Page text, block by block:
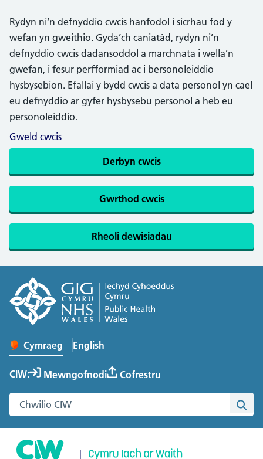
Rydyn ni’n defnyddio cwcis hanfodol i sicrhau fod y
wefan yn gweithio. Gyda’ch caniatâd, rydyn ni’n
defnyddio cwcis dadansoddol a marchnata i wella’n
gwefan, i fesur perfformiad ac i bersonoleiddio
hysbysebion. Efallai y bydd cwcis a data personol yn cael
eu defnyddio ar gyfer hysbysebu personol a heb eu
personoleiddio.
Gweld cwcis
Derbyn cwcis
Gwrthod cwcis
Rheoli dewisiadau
Newid iaith y wefan
Cymraeg English
– Change the language to English
CIW: Mewngofnodi Cofrestru
Chwilio gwefan Cymru Iach ar Waith